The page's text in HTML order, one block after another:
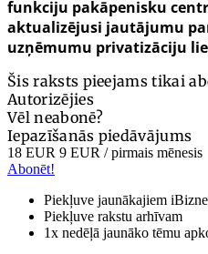
funkciju pakāpenisku
aktualizējusi jautājumu
uzņēmumu privatizāciju
Šis raksts pieejams tikai
Autorizējies
Vēl neabonē?
Iepazīšanās piedāvājums
18 EUR 9 EUR / pirmais mēnesis
Abonēt!
Piekļuve jaunākajiem
Piekļuve rakstu arhīvam
1x nedēļā jaunāko tēmu